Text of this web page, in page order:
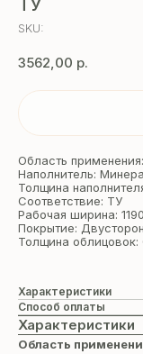
ТУ
SKU:
3562,00 р.
Область
Наполнитель:
Толщина
Соответствие: ТУ
Рабочая ширина:
Покрытие:
Толщина
Характеристики
Способ оплаты
Характеристики
Область